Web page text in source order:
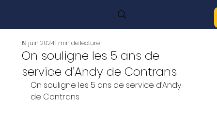
On souligne les 5 ans de
service d’Andy de Contrans
19 juin 20241 min de lecture
On souligne les 5 ans de service d’Andy
de Contrans